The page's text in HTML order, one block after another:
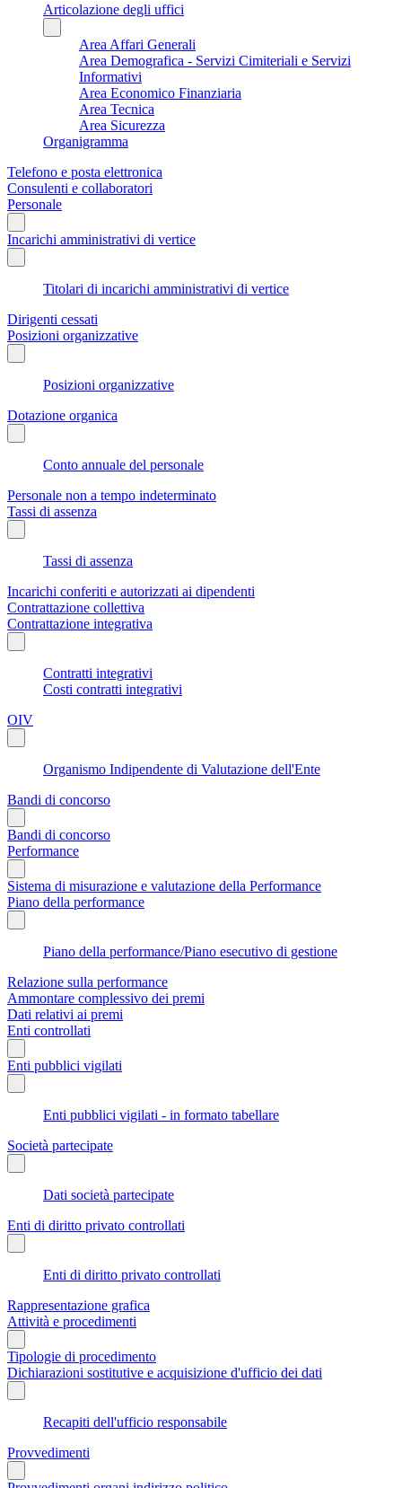
Articolazione degli uffici
Area Affari Generali
Area Demografica - Servizi Cimiteriali e Servizi
Informativi
Area Economico Finanziaria
Area Tecnica
Area Sicurezza
Organigramma
Telefono e posta elettronica
Consulenti e collaboratori
Personale
Incarichi amministrativi di vertice
Titolari di incarichi amministrativi di vertice
Dirigenti cessati
Posizioni organizzative
Posizioni organizzative
Dotazione organica
Conto annuale del personale
Personale non a tempo indeterminato
Tassi di assenza
Tassi di assenza
Incarichi conferiti e autorizzati ai dipendenti
Contrattazione collettiva
Contrattazione integrativa
Contratti integrativi
Costi contratti integrativi
OIV
Organismo Indipendente di Valutazione dell'Ente
Bandi di concorso
Bandi di concorso
Performance
Sistema di misurazione e valutazione della Performance
Piano della performance
Piano della performance/Piano esecutivo di gestione
Relazione sulla performance
Ammontare complessivo dei premi
Dati relativi ai premi
Enti controllati
Enti pubblici vigilati
Enti pubblici vigilati - in formato tabellare
Società partecipate
Dati società partecipate
Enti di diritto privato controllati
Enti di diritto privato controllati
Rappresentazione grafica
Attività e procedimenti
Tipologie di procedimento
Dichiarazioni sostitutive e acquisizione d'ufficio dei dati
Recapiti dell'ufficio responsabile
Provvedimenti